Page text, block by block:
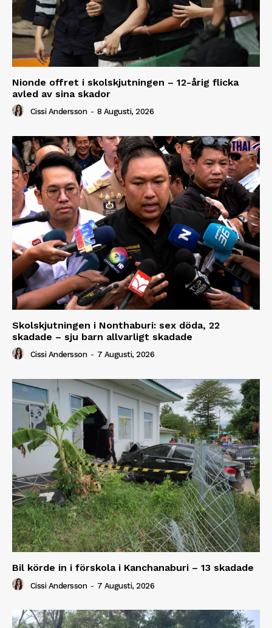
Nionde offret i skolskjutningen – 12-årig flicka
avled av sina skador
Cissi Andersson - 8 Augusti, 2026
Skolskjutningen i Nonthaburi: sex döda, 22
skadade – sju barn allvarligt skadade
Cissi Andersson - 7 Augusti, 2026
Bil körde in i förskola i Kanchanaburi – 13 skadade
Cissi Andersson - 7 Augusti, 2026